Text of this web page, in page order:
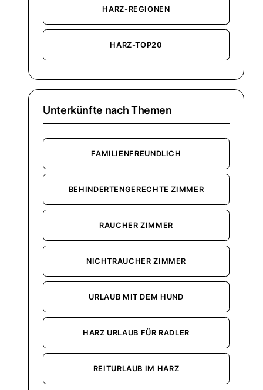
HARZ-REGIONEN
HARZ-TOP20
Unterkünfte nach Themen
FAMILIENFREUNDLICH
BEHINDERTENGERECHTE ZIMMER
RAUCHER ZIMMER
NICHTRAUCHER ZIMMER
URLAUB MIT DEM HUND
HARZ URLAUB FÜR RADLER
REITURLAUB IM HARZ